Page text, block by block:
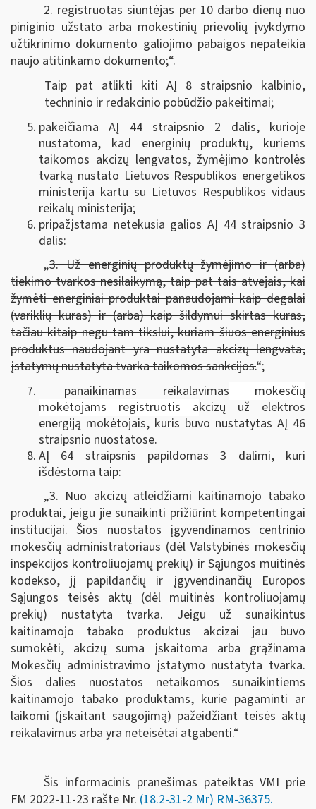
2. registruotas siuntėjas per 10 darbo dienų nuo
piniginio užstato arba mokestinių prievolių įvykdymo
užtikrinimo dokumento galiojimo pabaigos nepateikia
naujo atitinkamo dokumento;“.
Taip pat atlikti kiti AĮ 8 straipsnio kalbinio,
techninio ir redakcinio pobūdžio pakeitimai;
pakeičiama AĮ 44 straipsnio 2 dalis, kurioje
nustatoma, kad energinių produktų, kuriems
taikomos akcizų lengvatos, žymėjimo kontrolės
tvarką nustato Lietuvos Respublikos energetikos
ministerija kartu su Lietuvos Respublikos vidaus
reikalų ministerija;
pripažįstama netekusia galios AĮ 44 straipsnio 3
dalis:
„3. Už energinių produktų žymėjimo ir (arba)
tiekimo tvarkos nesilaikymą, taip pat tais atvejais, kai
žymėti energiniai produktai panaudojami kaip degalai
(variklių kuras) ir (arba) kaip šildymui skirtas kuras,
tačiau kitaip negu tam tikslui, kuriam šiuos energinius
produktus naudojant yra nustatyta akcizų lengvata,
įstatymų nustatyta tvarka taikomos sankcijos.“;
panaikinamas reikalavimas mokesčių
mokėtojams registruotis akcizų už elektros
energiją mokėtojais, kuris buvo nustatytas AĮ 46
straipsnio nuostatose.
AĮ 64 straipsnis papildomas 3 dalimi, kuri
išdėstoma taip:
„3. Nuo akcizų atleidžiami kaitinamojo tabako
produktai, jeigu jie sunaikinti prižiūrint kompetentingai
institucijai. Šios nuostatos įgyvendinamos centrinio
mokesčių administratoriaus (dėl Valstybinės mokesčių
inspekcijos kontroliuojamų prekių) ir Sąjungos muitinės
kodekso, jį papildančių ir įgyvendinančių Europos
Sąjungos teisės aktų (dėl muitinės kontroliuojamų
prekių) nustatyta tvarka. Jeigu už sunaikintus
kaitinamojo tabako produktus akcizai jau buvo
sumokėti, akcizų suma įskaitoma arba grąžinama
Mokesčių administravimo įstatymo nustatyta tvarka.
Šios dalies nuostatos netaikomos sunaikintiems
kaitinamojo tabako produktams, kurie pagaminti ar
laikomi (įskaitant saugojimą) pažeidžiant teisės aktų
reikalavimus arba yra neteisėtai atgabenti.“
Šis informacinis pranešimas pateiktas VMI prie
FM 2022-11-23 rašte Nr. (18.2-31-2 Mr) RM-36375.